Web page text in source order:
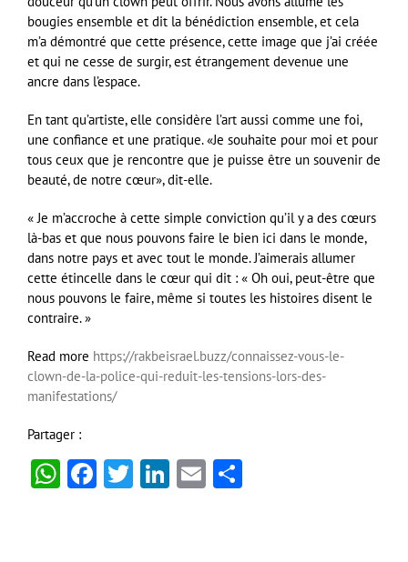
bougies ensemble et dit la bénédiction ensemble, et cela
m’a démontré que cette présence, cette image que j’ai créée
et qui ne cesse de surgir, est étrangement devenue une
ancre dans l’espace.
En tant qu’artiste, elle considère l’art aussi comme une foi,
une confiance et une pratique. «Je souhaite pour moi et pour
tous ceux que je rencontre que je puisse être un souvenir de
beauté, de notre cœur», dit-elle.
« Je m’accroche à cette simple conviction qu’il y a des cœurs
là-bas et que nous pouvons faire le bien ici dans le monde,
dans notre pays et avec tout le monde. J’aimerais allumer
cette étincelle dans le cœur qui dit : « Oh oui, peut-être que
nous pouvons le faire, même si toutes les histoires disent le
contraire. »
Read more https://rakbeisrael.buzz/connaissez-vous-le-
clown-de-la-police-qui-reduit-les-tensions-lors-des-
manifestations/
Partager :
WhatsApp
Facebook
Twitter
LinkedIn
Email